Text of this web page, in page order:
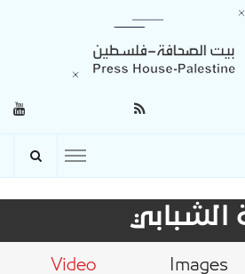
الشبابي
Images
Video